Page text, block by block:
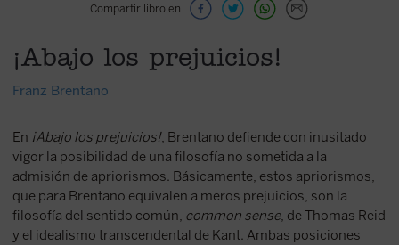
Compartir libro en
¡Abajo los prejuicios!
Franz Brentano
En ¡Abajo los prejuicios!, Brentano defiende con inusitado
vigor la posibilidad de una filosofía no sometida a la
admisión de apriorismos. Básicamente, estos apriorismos,
que para Brentano equivalen a meros prejuicios, son la
filosofía del sentido común, common sense, de Thomas Reid
y el idealismo transcendental de Kant. Ambas posiciones